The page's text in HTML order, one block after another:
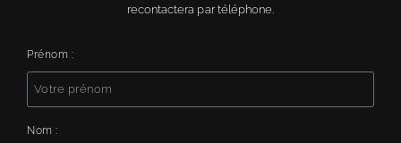
recontactera par téléphone.
Prénom :
Nom :